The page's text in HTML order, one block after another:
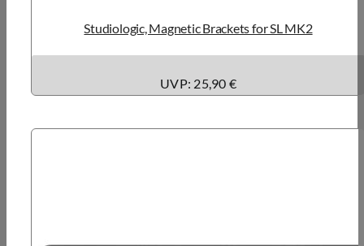
Studiologic, Magnetic Brackets for SL MK2
UVP: 25,90 €